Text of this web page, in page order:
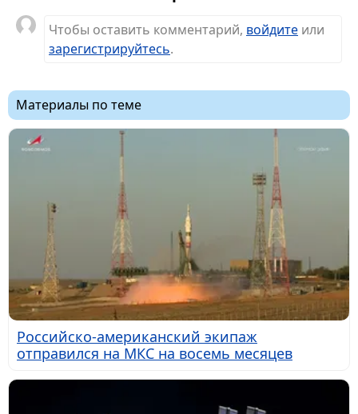
Чтобы оставить комментарий, войдите или
зарегистрируйтесь.
Материалы по теме
Российско-американский экипаж
отправился на МКС на восемь месяцев